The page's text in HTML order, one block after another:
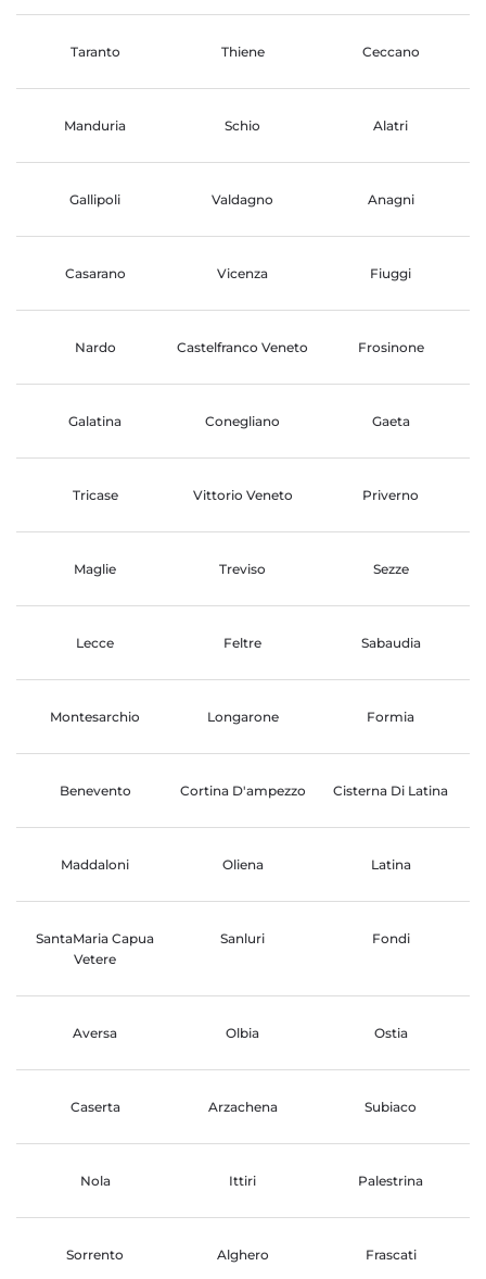
Taranto Thiene Ceccano
Manduria Schio Alatri
Gallipoli Valdagno Anagni
Casarano Vicenza Fiuggi
Nardo Castelfranco Veneto Frosinone
Galatina Conegliano Gaeta
Tricase Vittorio Veneto Priverno
Maglie Treviso Sezze
Lecce Feltre Sabaudia
Montesarchio Longarone Formia
Benevento Cortina D'ampezzo Cisterna Di Latina
Maddaloni Oliena Latina
SantaMaria Capua
Vetere
Sanluri Fondi
Aversa Olbia Ostia
Caserta Arzachena Subiaco
Nola Ittiri Palestrina
Sorrento Alghero Frascati